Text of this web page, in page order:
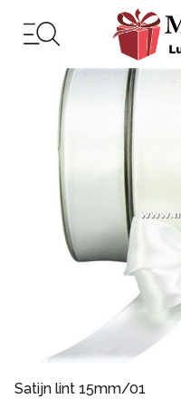
Satijn lint 15mm/01